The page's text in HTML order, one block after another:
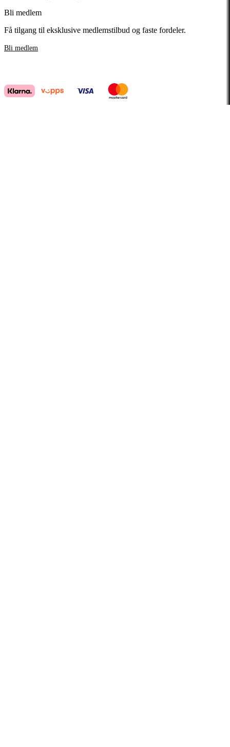
Bli medlem
Få tilgang til eksklusive medlemstilbud og faste fordeler.
Bli medlem